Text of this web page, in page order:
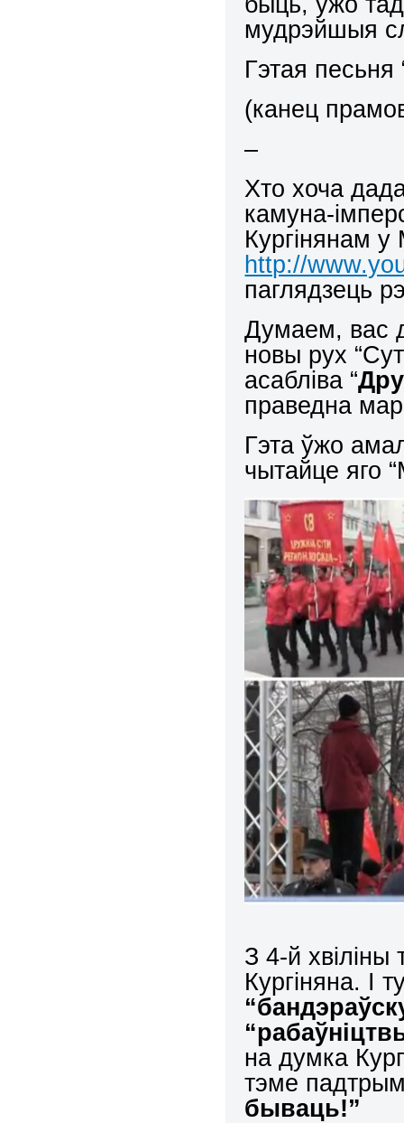
мудрэйшыя
Гэтая песьня
(канец
–
Хто хоча
камуна-
Кургінянам
http://
паглядзець
Думаем, вас
новы рух
асабліва “
праведна
Гэта ўжо
чытайце яго
З 4-й
Кургіняна. І
на думка
тэме
бываць!”